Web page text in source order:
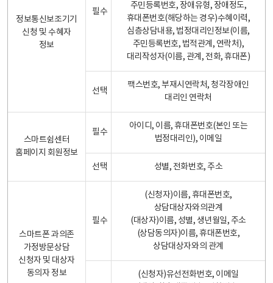
정보통신보조기기
신청 및 수혜자
정보
필수
주민등록번호, 장애유형, 장애정도,
휴대폰번호(해당하는 경우)수혜이력,
심층상담내용, 법정대리인정보(이름,
주민등록번호, 법적관계, 연락처),
대리작성자(이름, 관계, 전화, 휴대폰)
선택
팩스번호, 부재시연락처, 청각장애인
대리인 연락처
스마트쉼센터
홈페이지 회원정보
필수
아이디, 이름, 휴대폰번호(본인 또는
법정대리인), 이메일
선택 성별, 전화번호, 주소
스마트폰 과의존
가정방문상담
신청자 및 대상자
동의자 정보
필수
(신청자)이름, 휴대폰번호,
상담대상자와의관계
(대상자)이름, 성별, 생년월일, 주소
(상담동의자)이름, 휴대폰번호,
상담대상자와의 관계
(신청자)유선전화번호, 이메일